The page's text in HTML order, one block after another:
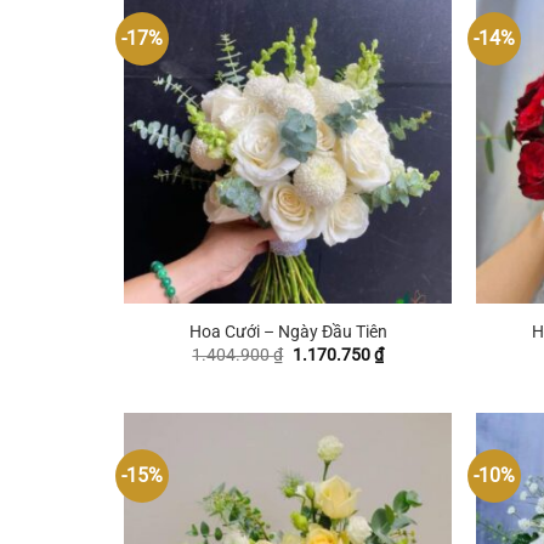
-17%
+
Hoa Cưới – Ngày Đầu Tiên
1.404.900₫ Giá
1.170.750₫Giá
-14%
-15% -10%